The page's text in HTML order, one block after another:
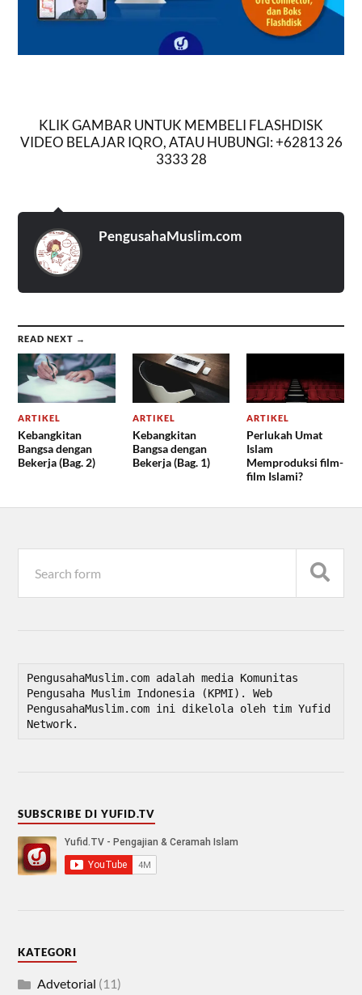
KLIK GAMBAR UNTUK MEMBELI FLASHDISK
VIDEO BELAJAR IQRO, ATAU HUBUNGI: +62813 26
3333 28
PengusahaMuslim.com
READ NEXT →
ARTIKEL
Kebangkitan
Bangsa dengan
Bekerja (Bag. 2)
ARTIKEL
Kebangkitan
Bangsa dengan
Bekerja (Bag. 1)
ARTIKEL
Perlukah Umat
Islam
Memproduksi film-
film Islami?
PengusahaMuslim.com adalah media Komunitas
Pengusaha Muslim Indonesia (KPMI). Web
PengusahaMuslim.com ini dikelola oleh tim Yufid
Network.
SUBSCRIBE DI YUFID.TV
KATEGORI
Advetorial (11)